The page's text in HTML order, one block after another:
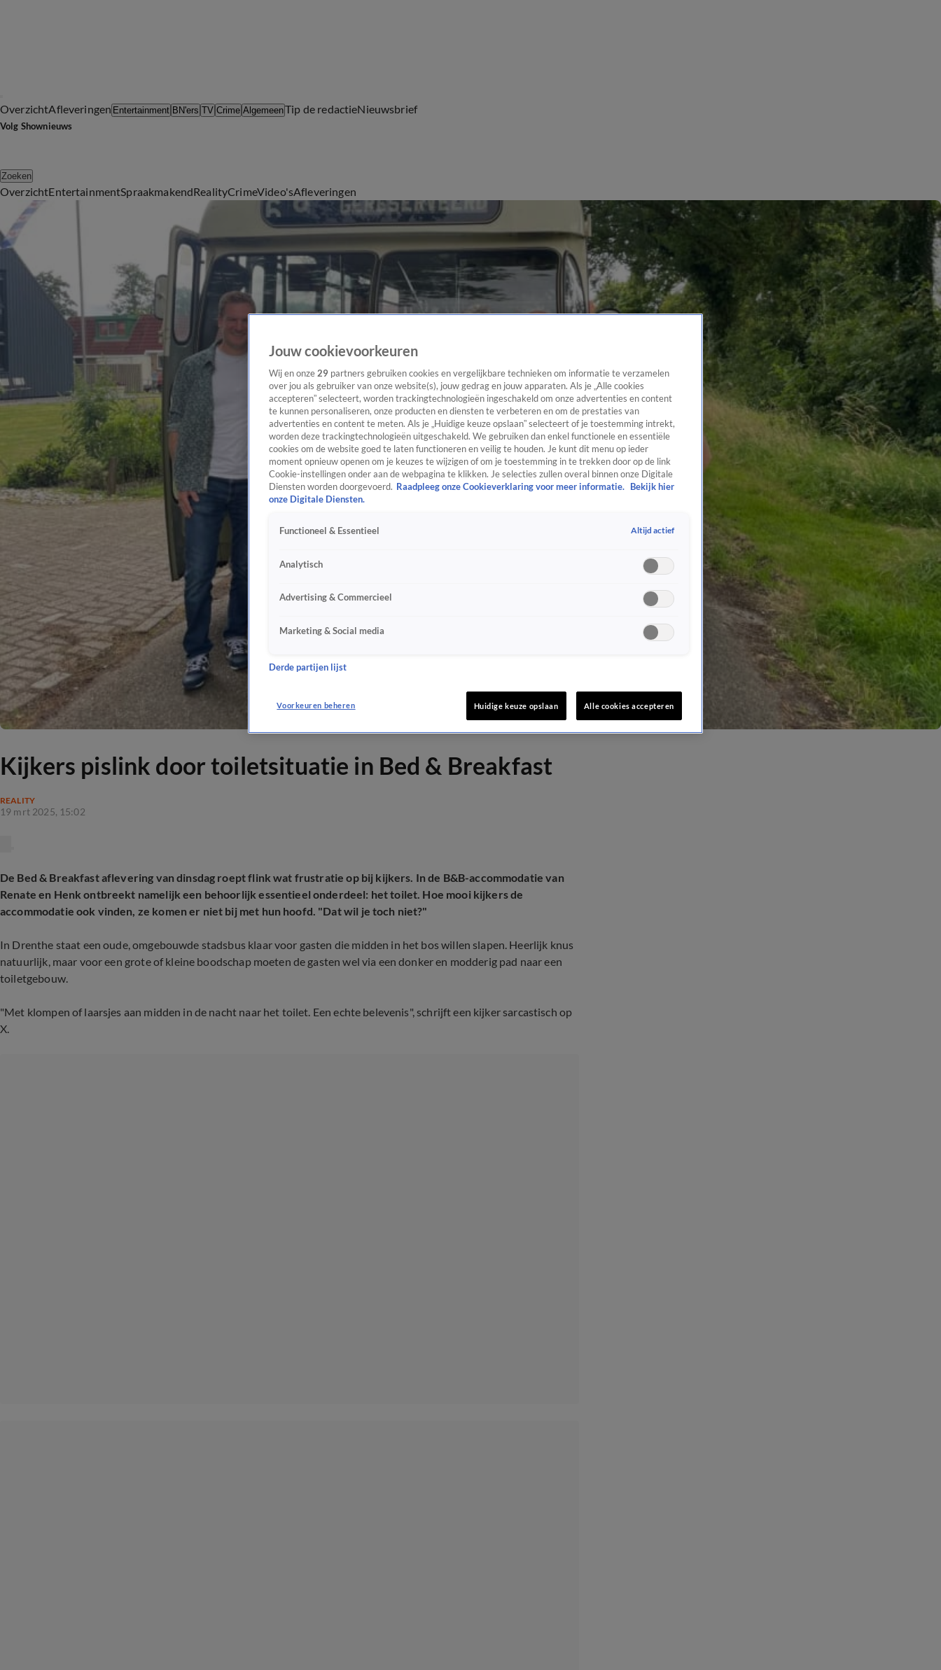
OverzichtAfleveringen Entertainment BN'ers TV Crime AlgemeenTip de redactieNieuwsbrief
Volg Shownieuws
Zoeken
OverzichtEntertainmentSpraakmakendRealityCrimeVideo'sAfleveringen
Kijkers pislink door toiletsituatie in Bed & Breakfast
REALITY
19 mrt 2025, 15:02
De Bed & Breakfast aflevering van dinsdag roept flink wat frustratie op bij kijkers. In de B&B-accommodatie van
Renate en Henk ontbreekt namelijk een behoorlijk essentieel onderdeel: het toilet. Hoe mooi kijkers de
accommodatie ook vinden, ze komen er niet bij met hun hoofd. "Dat wil je toch niet?"
In Drenthe staat een oude, omgebouwde stadsbus klaar voor gasten die midden in het bos willen slapen. Heerlijk knus
natuurlijk, maar voor een grote of kleine boodschap moeten de gasten wel via een donker en modderig pad naar een
toiletgebouw.
"Met klompen of laarsjes aan midden in de nacht naar het toilet. Een echte belevenis", schrijft een kijker sarcastisch op
X.
Jouw cookievoorkeuren
Wij en onze 29 partners gebruiken cookies en vergelijkbare technieken om informatie te verzamelen
over jou als gebruiker van onze website(s), jouw gedrag en jouw apparaten. Als je „Alle cookies
accepteren” selecteert, worden trackingtechnologieën ingeschakeld om onze advertenties en content
te kunnen personaliseren, onze producten en diensten te verbeteren en om de prestaties van
advertenties en content te meten. Als je „Huidige keuze opslaan” selecteert of je toestemming intrekt,
worden deze trackingtechnologieën uitgeschakeld. We gebruiken dan enkel functionele en essentiële
cookies om de website goed te laten functioneren en veilig te houden. Je kunt dit menu op ieder
moment opnieuw openen om je keuzes te wijzigen of om je toestemming in te trekken door op de link
Cookie-instellingen onder aan de webpagina te klikken. Je selecties zullen overal binnen onze Digitale
Diensten worden doorgevoerd. Raadpleeg onze Cookieverklaring voor meer informatie.
Bekijk hier
onze Digitale Diensten.
Functioneel & Essentieel Altijd actief
Analytisch
Advertising & Commercieel
Marketing & Social media
Derde partijen lijst
Voorkeuren beheren Huidige keuze opslaan Alle cookies accepteren